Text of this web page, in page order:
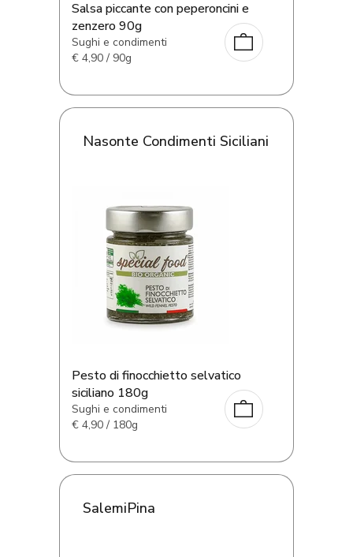
Salsa piccante con peperoncini e
zenzero 90g
Sughi e condimenti
€ 4,90 / 90g
Nasonte Condimenti Siciliani
Pesto di finocchietto selvatico
siciliano 180g
Sughi e condimenti
€ 4,90 / 180g
SalemiPina